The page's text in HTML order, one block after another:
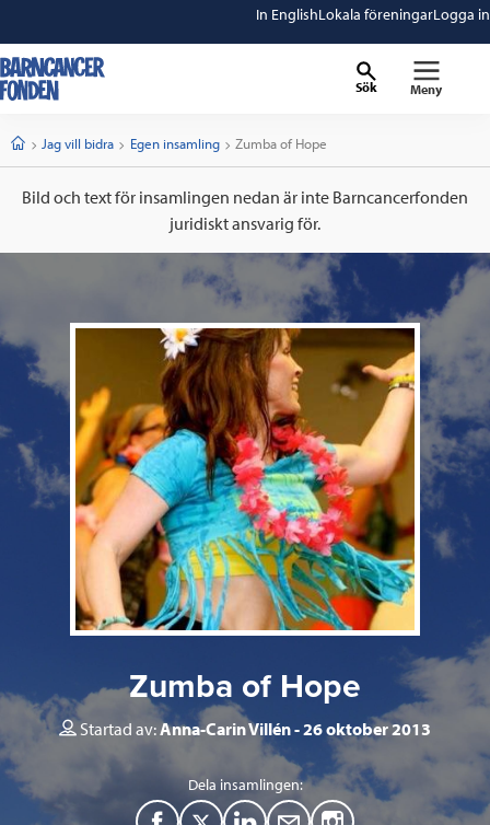
In EnglishLokala föreningarLogga in
Sök Meny
StartJag vill bidra Egen insamling Current:
Zumba of Hope
Bild och text för insamlingen nedan är inte Barncancerfonden
juridiskt ansvarig för.
Zumba of Hope
Startad av:Anna-Carin Villén 26 oktober 2013
Dela insamlingen: